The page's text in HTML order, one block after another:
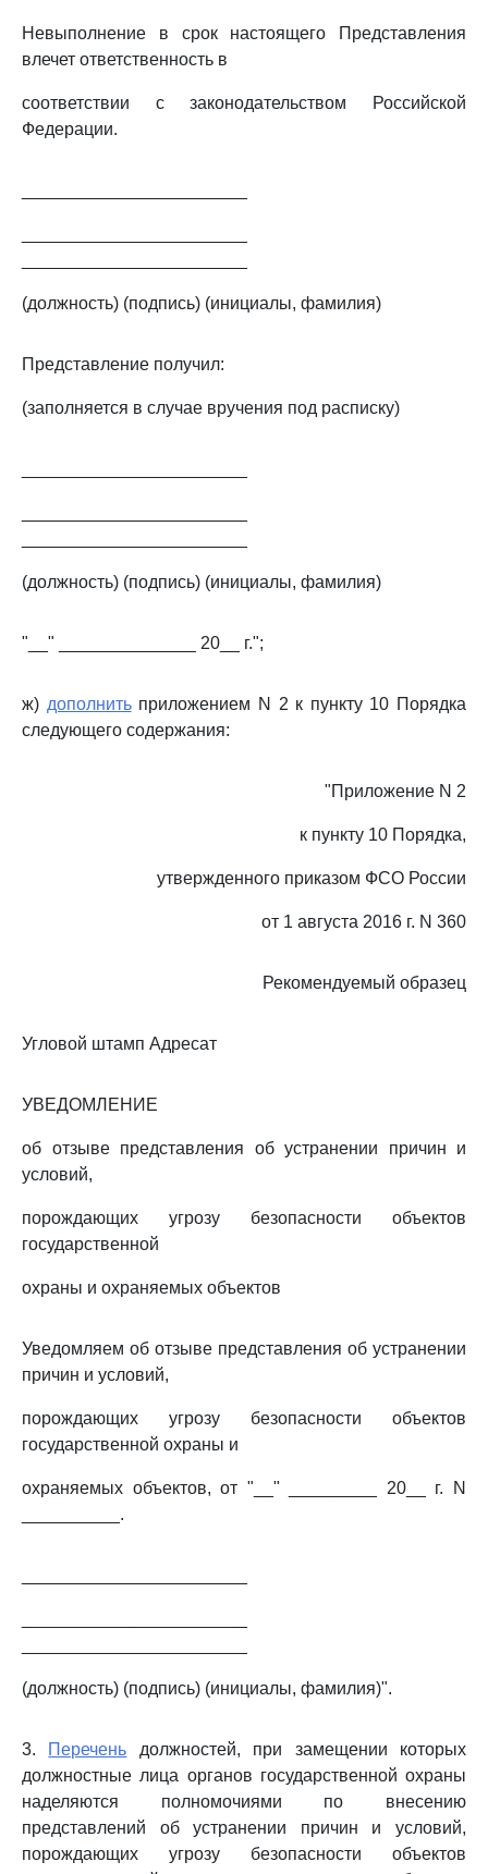
Невыполнение в срок настоящего Представления
влечет ответственность в
соответствии с законодательством Российской
Федерации.
(должность) (подпись) (инициалы, фамилия)
Представление получил:
(заполняется в случае вручения под расписку)
(должность) (подпись) (инициалы, фамилия)
"__" ______________ 20__ г.";
ж) дополнитьприложением N 2 к пункту 10 Порядка
следующего содержания:
"Приложение N 2
к пункту 10 Порядка,
утвержденного приказом ФСО России
от 1 августа 2016 г. N 360
Рекомендуемый образец
Угловой штамп Адресат
УВЕДОМЛЕНИЕ
об отзыве представления об устранении причин и
условий,
порождающих угрозу безопасности объектов
государственной
охраны и охраняемых объектов
Уведомляем об отзыве представления об устранении
причин и условий,
порождающих угрозу безопасности объектов
государственной охраны и
охраняемых объектов, от "__" _________ 20__ г. N
__________.
(должность) (подпись) (инициалы, фамилия)".
3. Перечень должностей, при замещении которых
должностные лица органов государственной охраны
наделяются полномочиями по внесению
представлений об устранении причин и условий,
порождающих угрозу безопасности объектов